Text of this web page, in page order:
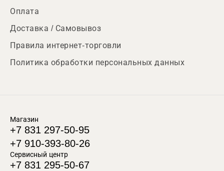
Оплата
Доставка / Самовывоз
Правила интернет-торговли
Политика обработки персональных данных
Магазин
+7 831 297-50-95
+7 910-393-80-26
Сервисный центр
+7 831 295-50-67